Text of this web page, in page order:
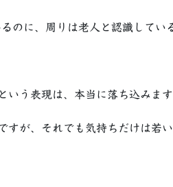
のに、周りは老人と認識してい
いう表現は、本当に落ち込みます
すが、それでも気持ちだけは若